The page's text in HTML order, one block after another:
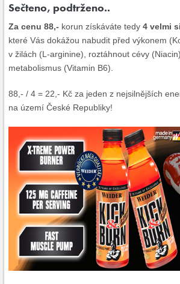
Sečteno, podtrženo..
Za cenu 88,- korun získáváte tedy 4 velmi
které Vás dokážou nabudit před výkonem
v žilách (L-arginine), roztáhnout cévy
metabolismus (Vitamin B6).
88,- / 4 = 22,- Kč za jeden z nejsilnějších
na území České Republiky!